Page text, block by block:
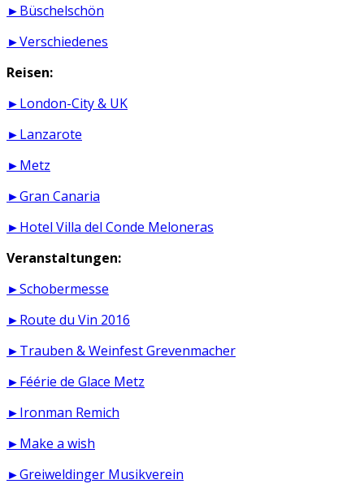
►Büschelschön
►Verschiedenes
Reisen:
►London-City & UK
►Lanzarote
►Metz
►Gran Canaria
►Hotel Villa del Conde Meloneras
Veranstaltungen:
►Schobermesse
►Route du Vin 2016
►Trauben & Weinfest Grevenmacher
►Féérie de Glace Metz
►Ironman Remich
►Make a wish
►Greiweldinger Musikverein